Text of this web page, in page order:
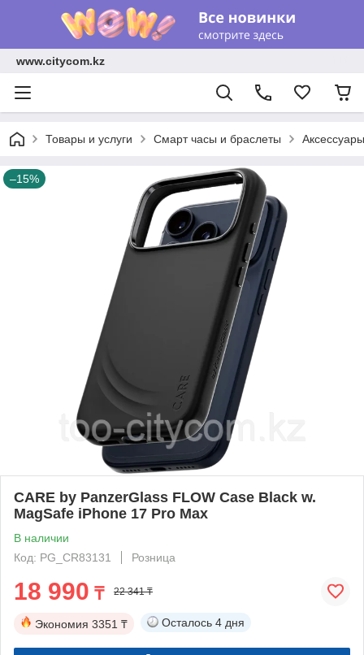
www.citycom.kz
Товары и услуги Смарт часы и браслеты Аксессуары
–15%
CARE by PanzerGlass FLOW Case Black w.
MagSafe iPhone 17 Pro Max
В наличии
Код: PG_CR83131
Розница
18 990 ₸ 22 341 ₸
Экономия 3351 ₸ Осталось 4 дня